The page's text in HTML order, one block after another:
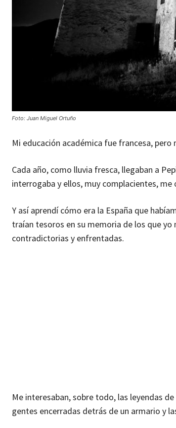
Foto: Juan Miguel Ortuño
Mi educación académica fue francesa,
Cada año, como lluvia fresca, llegaban a
interrogaba y ellos, muy complacientes,
Y así aprendí cómo era la España que
traían tesoros en su memoria de los que yo
contradictorias y enfrentadas.
Me interesaban, sobre todo, las leyendas
gentes encerradas detrás de un armario y